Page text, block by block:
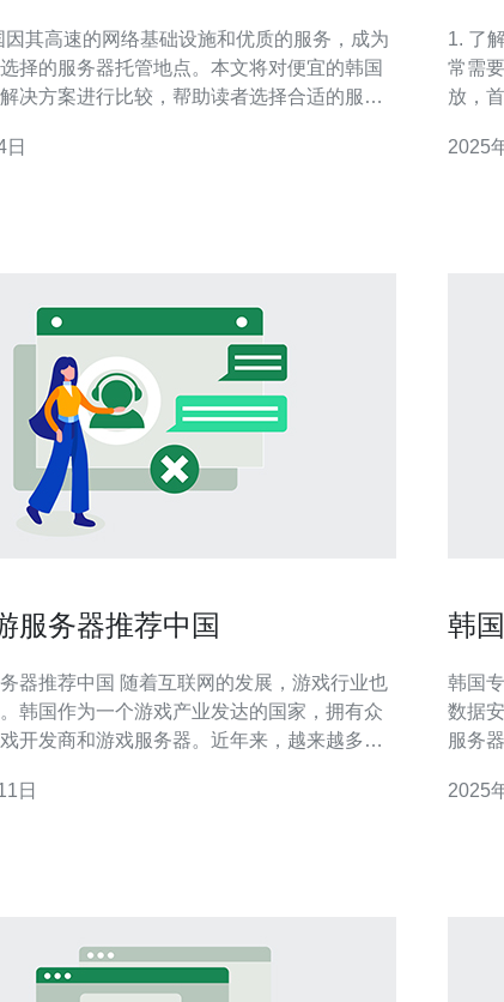
择的服务器托管地点。本文将对便宜的韩国
决方案进行比较，帮助读者选择合适的服
务商涌现。根据统计，2022年韩国的云计算
1. 了解韩
常需
放，
2025
服务器推荐中国
互联网的发展，游戏行业也
韩国作为一个游戏产业发达的国家，拥有众
开发商和游戏服务器。近年来，越来越多的
日
韩
韩国专线
数据
服务
的数据。 韩国专线服务器密码是一种
2025